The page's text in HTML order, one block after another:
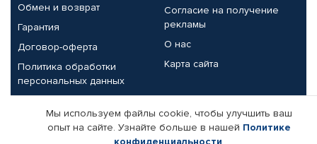
Обмен и возврат
Гарантия
Договор-оферта
Политика обработки
персональных данных
Согласие на получение
рекламы
О нас
Карта сайта
Партнерам
Корпоративным клиентам Реквизиты компании
Мы используем файлы cookie, чтобы улучшить ваш
опыт на сайте. Узнайте больше в нашей Политике
конфиденциальности